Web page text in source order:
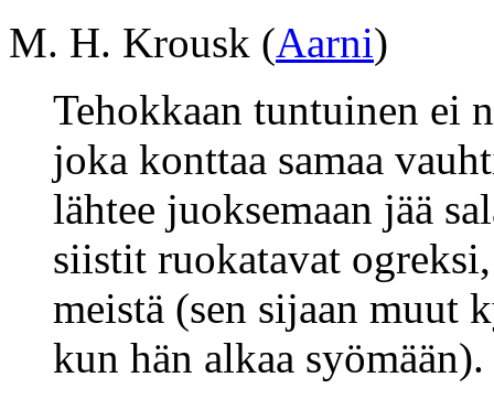
M. H. Krousk (Aarni)
Tehokkaan tuntuinen ei
joka konttaa samaa
lähtee juoksemaan jää
siistit ruokatavat
meistä (sen sijaan muut
kun hän alkaa syömään).